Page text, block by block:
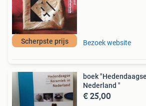
Scherpste prijs Bezoek website
boek
Nederland "
€ 25,00